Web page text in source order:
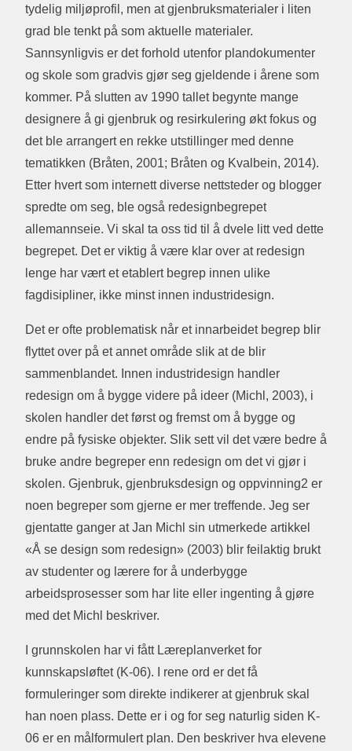
tydelig miljøprofil, men at gjenbruksmaterialer i liten
grad ble tenkt på som aktuelle materialer.
Sannsynligvis er det forhold utenfor plandokumenter
og skole som gradvis gjør seg gjeldende i årene som
kommer. På slutten av 1990 tallet begynte mange
designere å gi gjenbruk og resirkulering økt fokus og
det ble arrangert en rekke utstillinger med denne
tematikken (Bråten, 2001; Bråten og Kvalbein, 2014).
Etter hvert som internett diverse nettsteder og blogger
spredte om seg, ble også redesignbegrepet
allemannseie. Vi skal ta oss tid til å dvele litt ved dette
begrepet. Det er viktig å være klar over at redesign
lenge har vært et etablert begrep innen ulike
fagdisipliner, ikke minst innen industridesign.
Det er ofte problematisk når et innarbeidet begrep blir
flyttet over på et annet område slik at de blir
sammenblandet. Innen industridesign handler
redesign om å bygge videre på ideer (Michl, 2003), i
skolen handler det først og fremst om å bygge og
endre på fysiske objekter. Slik sett vil det være bedre å
bruke andre begreper enn redesign om det vi gjør i
skolen. Gjenbruk, gjenbruksdesign og oppvinning2 er
noen begreper som gjerne er mer treffende. Jeg ser
gjentatte ganger at Jan Michl sin utmerkede artikkel
«Å se design som redesign» (2003) blir feilaktig brukt
av studenter og lærere for å underbygge
arbeidsprosesser som har lite eller ingenting å gjøre
med det Michl beskriver.
I grunnskolen har vi fått Læreplanverket for
kunnskapsløftet (K-06). I rene ord er det få
formuleringer som direkte indikerer at gjenbruk skal
han noen plass. Dette er i og for seg naturlig siden K-
06 er en målformulert plan. Den beskriver hva elevene